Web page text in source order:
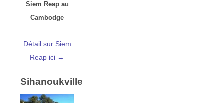
Siem Reap au
Cambodge
Détail sur Siem
Reap ici →
Sihanoukville